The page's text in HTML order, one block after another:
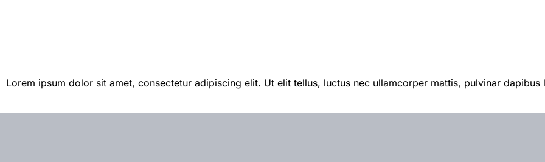
Lorem ipsum dolor sit amet, consectetur adipiscing elit. Ut elit tellus, luctus nec ullamcorper mattis, pulvinar dapibus